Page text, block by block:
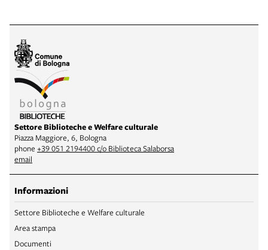
Settore Biblioteche e Welfare culturale
Piazza Maggiore, 6, Bologna
phone +39 051 2194400 c/o Biblioteca Salaborsa
email
Informazioni
Settore Biblioteche e Welfare culturale
Area stampa
Documenti